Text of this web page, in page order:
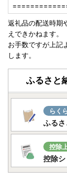
返礼品の配送時期
えできかねます。
お手数ですが上記
します。
ふるさと
らく
ふる
控除
控除